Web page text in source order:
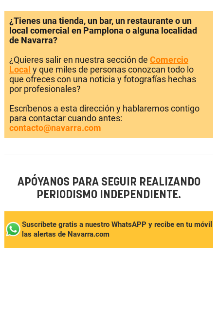
¿Tienes una tienda, un bar, un restaurante o un
local comercial en Pamplona o alguna localidad
de Navarra?
¿Quieres salir en nuestra sección de Comercio
Local y que miles de personas conozcan todo lo
que ofreces con una noticia y fotografías hechas
por profesionales?
Escríbenos a esta dirección y hablaremos contigo
para contactar cuando antes:
contacto@navarra.com
APÓYANOS PARA SEGUIR REALIZANDO
PERIODISMO INDEPENDIENTE.
Suscríbete gratis a nuestro WhatsAPP y recibe en tu móvil
las alertas de Navarra.com